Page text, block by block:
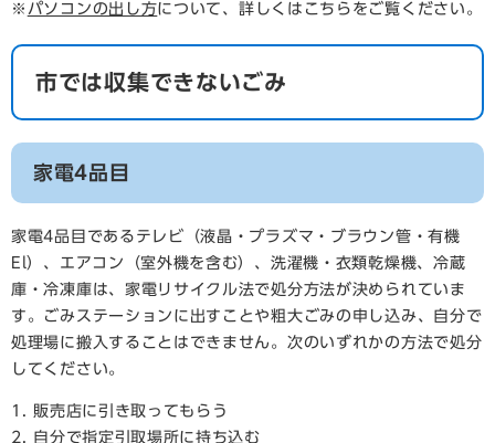
※ パソコンの出し方について、詳しくはこちらをご覧ください。
市では収集できないごみ
家電4品目
家電4品目であるテレビ（液晶・プラズマ・ブラウン管・有機
El）、エアコン（室外機を含む）、洗濯機・衣類乾燥機、冷蔵
庫・冷凍庫は、家電リサイクル法で処分方法が決められていま
す。ごみステーションに出すことや粗大ごみの申し込み、自分で
処理場に搬入することはできません。次のいずれかの方法で処分
してください。
1. 販売店に引き取ってもらう
2. 自分で指定引取場所に持ち込む